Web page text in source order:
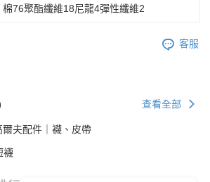
棉76聚酯纖維18尼龍4彈性纖維2
客服
查看全部
爾夫配件｜襪、皮帶
襪